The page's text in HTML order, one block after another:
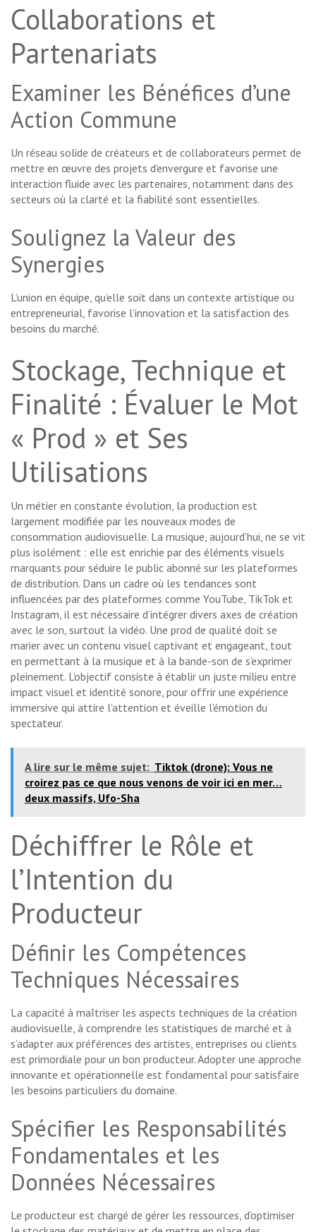
Collaborations et
Partenariats
Examiner les Bénéfices d’une
Action Commune
Un réseau solide de créateurs et de collaborateurs permet de
mettre en œuvre des projets d’envergure et favorise une
interaction fluide avec les partenaires, notamment dans des
secteurs où la clarté et la fiabilité sont essentielles.
Soulignez la Valeur des
Synergies
L’union en équipe, qu’elle soit dans un contexte artistique ou
entrepreneurial, favorise l’innovation et la satisfaction des
besoins du marché.
Stockage, Technique et
Finalité : Évaluer le Mot
« Prod » et Ses
Utilisations
Un métier en constante évolution, la production est
largement modifiée par les nouveaux modes de
consommation audiovisuelle. La musique, aujourd’hui, ne se vit
plus isolément : elle est enrichie par des éléments visuels
marquants pour séduire le public abonné sur les plateformes
de distribution. Dans un cadre où les tendances sont
influencées par des plateformes comme YouTube, TikTok et
Instagram, il est nécessaire d’intégrer divers axes de création
avec le son, surtout la vidéo. Une prod de qualité doit se
marier avec un contenu visuel captivant et engageant, tout
en permettant à la musique et à la bande-son de s’exprimer
pleinement. L’objectif consiste à établir un juste milieu entre
impact visuel et identité sonore, pour offrir une expérience
immersive qui attire l’attention et éveille l’émotion du
spectateur.
A lire sur le même sujet: Tiktok (drone): Vous ne
croirez pas ce que nous venons de voir ici en mer…
deux massifs, Ufo-Sha
Déchiffrer le Rôle et
l’Intention du
Producteur
Définir les Compétences
Techniques Nécessaires
La capacité à maîtriser les aspects techniques de la création
audiovisuelle, à comprendre les statistiques de marché et à
s’adapter aux préférences des artistes, entreprises ou clients
est primordiale pour un bon producteur. Adopter une approche
innovante et opérationnelle est fondamental pour satisfaire
les besoins particuliers du domaine.
Spécifier les Responsabilités
Fondamentales et les
Données Nécessaires
Le producteur est chargé de gérer les ressources, d’optimiser